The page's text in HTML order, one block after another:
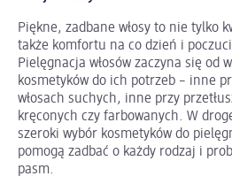
Piękne, zadbane włosy to nie tylko
także komfortu na co dzień i
Pielęgnacja włosów zaczyna się od
kosmetyków do ich potrzeb – inne
włosach suchych, inne przy
kręconych czy farbowanych. W
szeroki wybór kosmetyków do
pomogą zadbać o każdy rodzaj i
pasm.